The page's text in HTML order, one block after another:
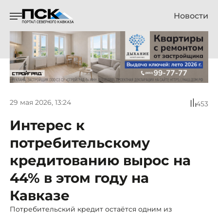
Новости
29 мая 2026, 13:24 453
Интерес к
потребительскому
кредитованию вырос на
44% в этом году на
Кавказе
Потребительский кредит остаётся одним из